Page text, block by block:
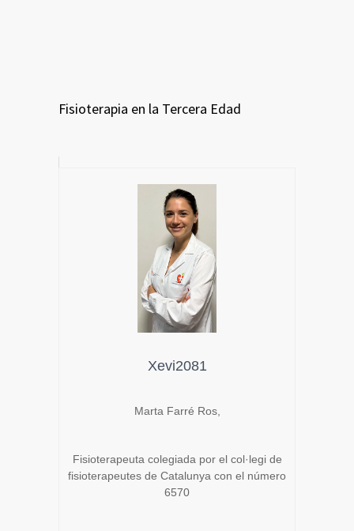
Fisioterapia en la Tercera Edad
Xevi2081
Marta Farré Ros,
Fisioterapeuta colegiada por el col·legi de
fisioterapeutes de Catalunya con el número
6570